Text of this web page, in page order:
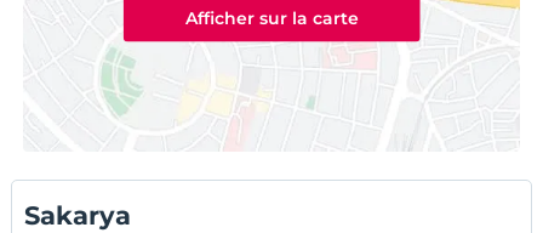
Afficher sur la carte
Sakarya